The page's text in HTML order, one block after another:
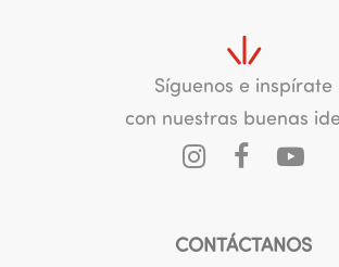
Síguenos e inspírate
con nuestras buenas
CONTÁCTANOS